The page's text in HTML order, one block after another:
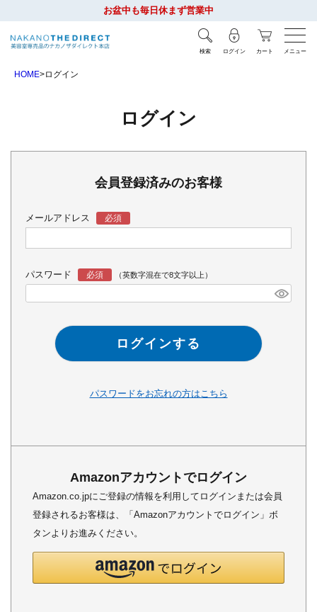
お盆中も毎日休まず営業中
検索 ログイン カート メニュー
HOME ログイン
ログイン
会員登録済みのお客様
メールアドレス
パスワード
ログインする
パスワードをお忘れの方はこちら
Amazonアカウントでログイン
Amazon.co.jpにご登録の情報を利用してログインまたは会員
登録されるお客様は、「Amazonアカウントでログイン」ボ
タンよりお進みください。